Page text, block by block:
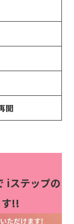
開
iステップの
す!!